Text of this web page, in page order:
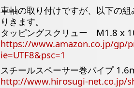
車軸の取り付けですが、以下の
りきます。
タッピングスクリュー M1.8 x
https://www.amazon.co.jp/gp/
ie=UTF8&psc=1
スチールスペーサー巻パイプ
http://www.hirosugi-net.co.jp/